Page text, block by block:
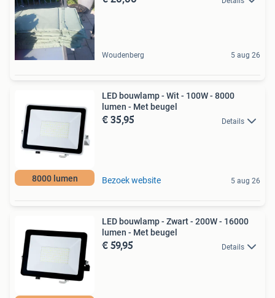
Woudenberg 5 aug 26
8000 lumen
LED bouwlamp - Wit - 100W - 8000
lumen - Met beugel
€ 35,95 Details
Bezoek website 5 aug 26
LED bouwlamp - Zwart - 200W - 16000
lumen - Met beugel
€ 59,95 Details